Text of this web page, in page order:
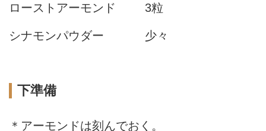
ローストアーモンド 3粒
シナモンパウダー 少々
下準備
＊アーモンドは刻んでおく。